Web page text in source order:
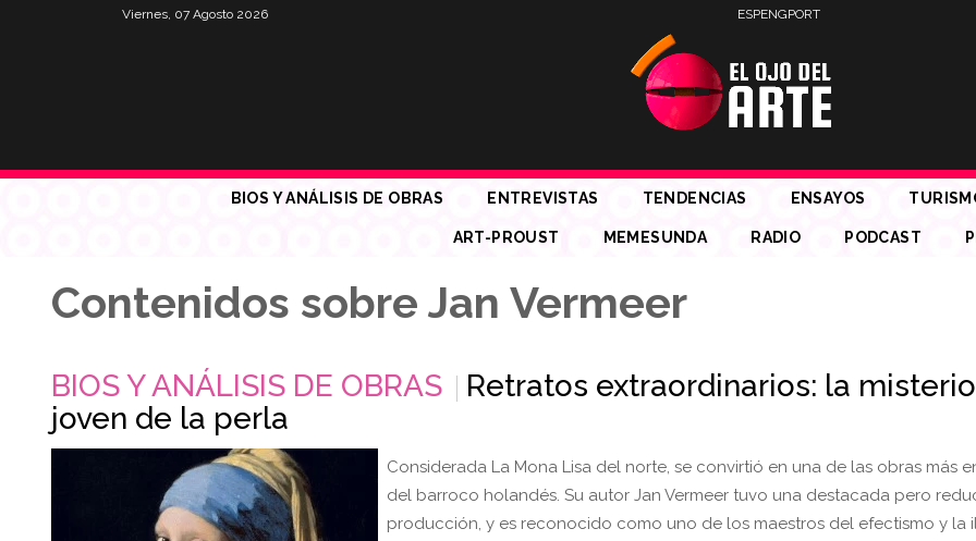
Viernes, 07 Agosto 2026 ESPENGPORT
BIOS Y ANÁLISIS DE OBRAS ENTREVISTAS TENDENCIAS ENSAYOS
ART-PROUST MEMESUNDA RADIO PODCAST
Contenidos sobre Jan Vermeer
BIOS Y ANÁLISIS DE OBRAS
Retratos extraordinarios: la
joven de la perla
Considerada La Mona Lisa del norte, se convirtió en una de las obras más
del barroco holandés. Su autor Jan Vermeer tuvo una destacada pero
producción, y es reconocido como uno de los maestros del efectismo y la